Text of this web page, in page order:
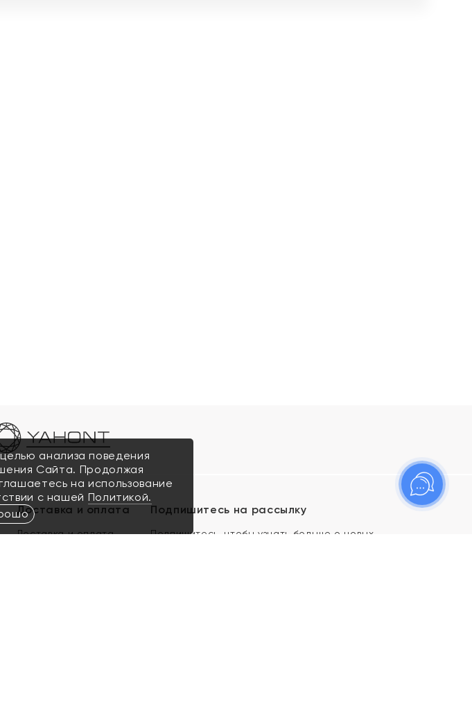
Доставка и оплата
Доставка и оплата
Подпишитесь на рассылку
Подпишитесь, чтобы узнать больше о новых
анализа поведения
Сайта. Продолжая
на использование
с нашей Политикой.